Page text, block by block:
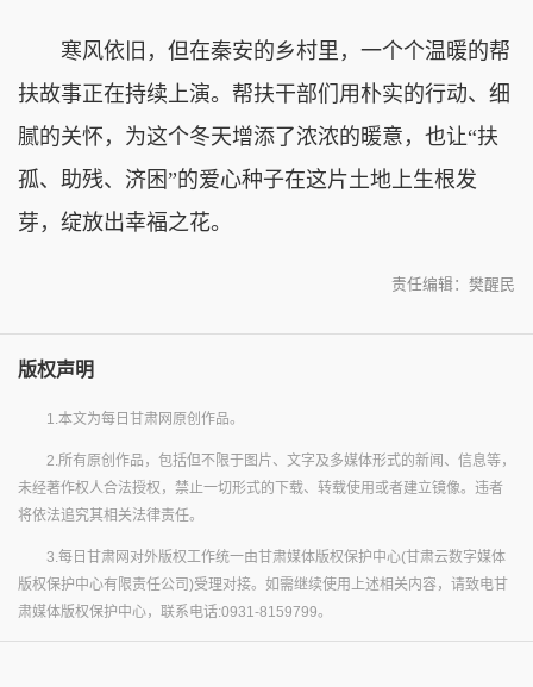
寒风依旧，但在秦安的乡村里，一个个温暖的帮
扶故事正在持续上演。帮扶干部们用朴实的行动、细
腻的关怀，为这个冬天增添了浓浓的暖意，也让“扶
孤、助残、济困”的爱心种子在这片土地上生根发
芽，绽放出幸福之花。
责任编辑：樊醒民
版权声明
1.本文为每日甘肃网原创作品。
2.所有原创作品，包括但不限于图片、文字及多媒体形式的新闻、信息等，
未经著作权人合法授权，禁止一切形式的下载、转载使用或者建立镜像。违者
将依法追究其相关法律责任。
3.每日甘肃网对外版权工作统一由甘肃媒体版权保护中心(甘肃云数字媒体
版权保护中心有限责任公司)受理对接。如需继续使用上述相关内容，请致电甘
肃媒体版权保护中心，联系电话:0931-8159799。